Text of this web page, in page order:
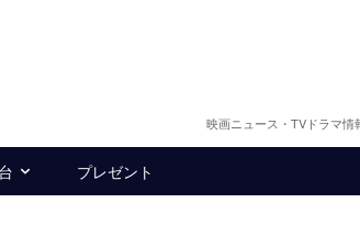
映画ニュース・TVドラマ
プレゼント